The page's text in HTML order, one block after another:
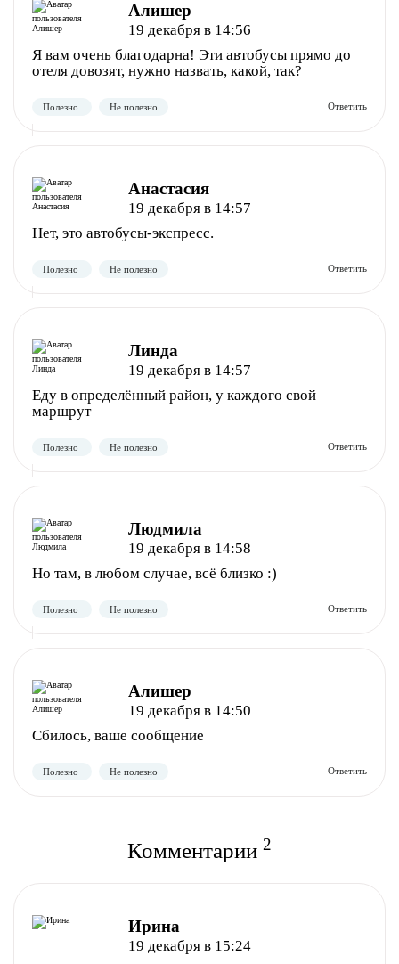
Алишер
19 декабря в 14:56
Я вам очень благодарна! Эти автобусы прямо до
отеля довозят, нужно назвать, какой, так?
Полезно Не полезно
Анастасия
19 декабря в 14:57
Нет, это автобусы-экспресс.
Линда
19 декабря в 14:57
Еду в определённый район, у каждого свой
маршрут
Людмила
19 декабря в 14:58
Но там, в любом случае, всё близко :)
Алишер
19 декабря в 14:50
Сбилось, ваше сообщение
Комментарии 2
Ирина
19 декабря в 15:24